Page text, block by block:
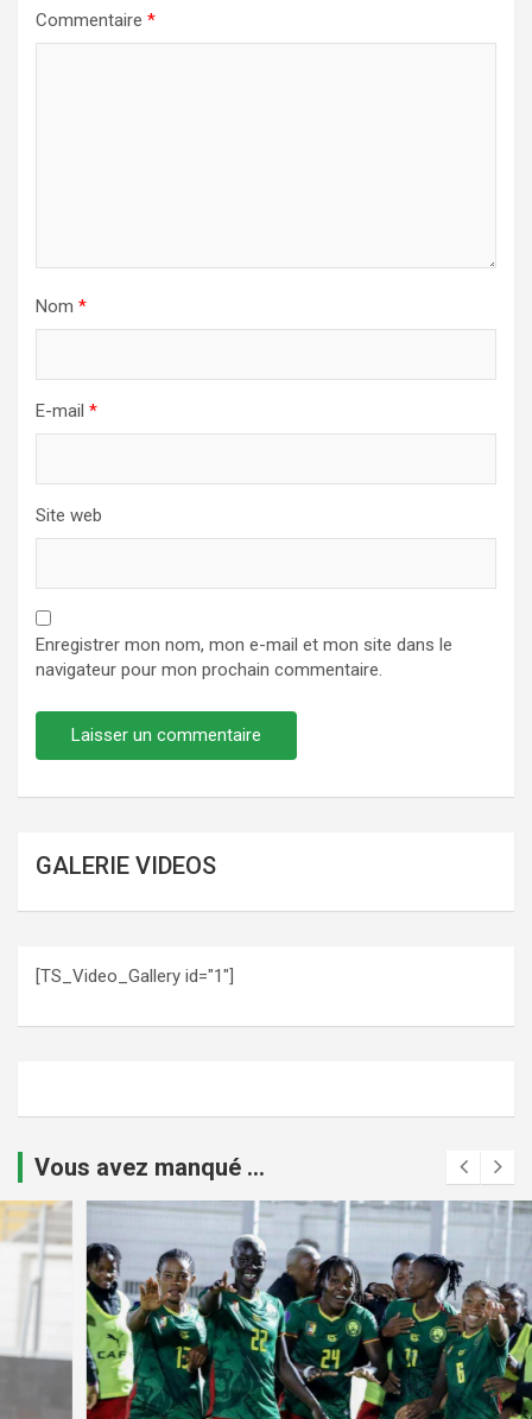
Commentaire *
Nom *
E-mail *
Site web
Enregistrer mon nom, mon e-mail et mon site dans le
navigateur pour mon prochain commentaire.
GALERIE VIDEOS
[TS_Video_Gallery id="1"]
Vous avez manqué ...